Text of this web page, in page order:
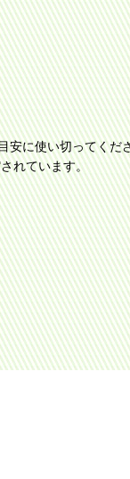
安に使い切ってくだ
れています。